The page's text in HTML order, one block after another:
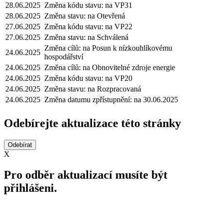
28.06.2025 Změna kódu stavu: na VP31
28.06.2025 Změna stavu: na Otevřená
27.06.2025 Změna kódu stavu: na VP22
27.06.2025 Změna stavu: na Schválená
24.06.2025
Změna cílů: na Posun k nízkouhlíkovému
hospodářství
24.06.2025 Změna cílů: na Obnovitelné zdroje energie
24.06.2025 Změna kódu stavu: na VP20
24.06.2025 Změna stavu: na Rozpracovaná
24.06.2025 Změna datumu zpřístupnění: na 30.06.2025
Odebírejte aktualizace této stránky
X
Pro odběr aktualizací musíte být
přihlášeni.